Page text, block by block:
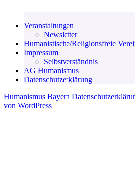
Veranstaltungen
Newsletter
Humanistische/Religionsfreie
Impressum
Selbstverständnis
AG Humanismus
Datenschutzerklärung
Humanismus Bayern
von WordPress